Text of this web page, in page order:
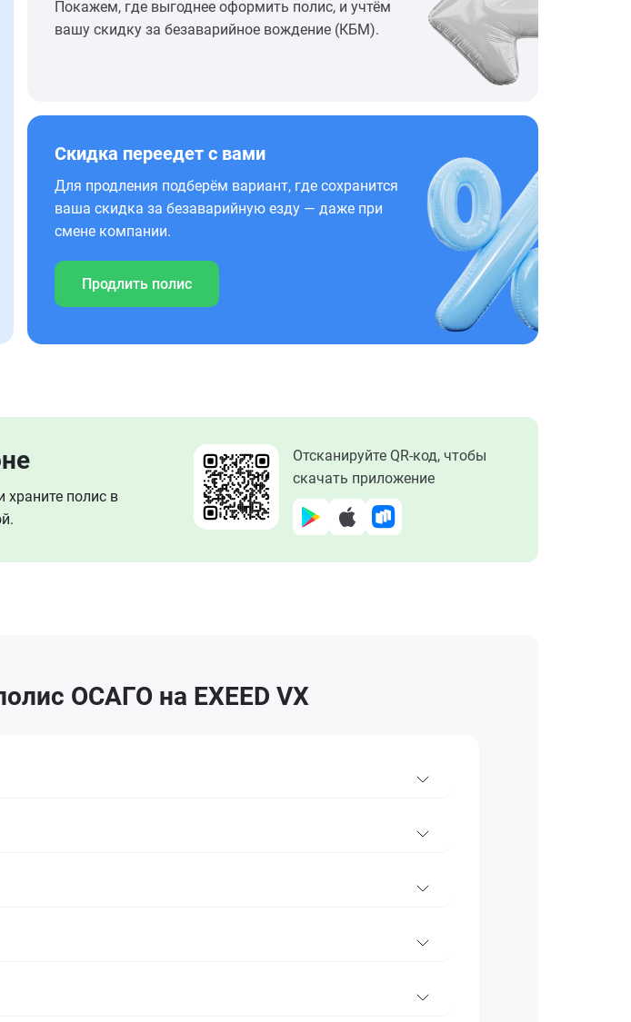
Покажем, где выгоднее оформить полис, и учтём
вашу скидку за безаварийное вождение (КБМ).
Скидка переедет с вами
Для продления подберём вариант, где сохранится
ваша скидка за безаварийную езду — даже при
смене компании.
Продлить полис
полис в
Отсканируйте QR-код, чтобы
скачать приложение
ОСАГО на EXEED VX